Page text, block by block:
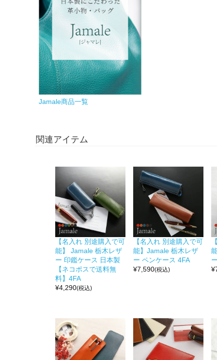
Jamale商品一覧
関連アイテム
【名入れ 別途購入で可
能】 Jamale 栃木レザ
ー 印鑑ケース 日本製
【ネコポスで送料無
料】4FA
¥4,290(税込)
【名入れ 別途購入で可
能】Jamale 栃木レザ
ー ペンケース 4FA
¥7,590(税込)
¥